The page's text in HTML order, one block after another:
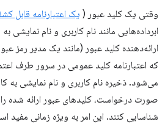
وقتی یک کلید عبور ( یک اعتبارنامه قابل
ابرداده‌هایی مانند نام کاربری و نام
ارائه‌دهنده کلید عبور (مانند یک مدیر رمز
می‌شود. ذخیره نام کاربری و نام نمایشی به
صورت درخواست، کلیدهای عبور ارائه شده
شناسایی کنند. این امر به ویژه زمانی مفید